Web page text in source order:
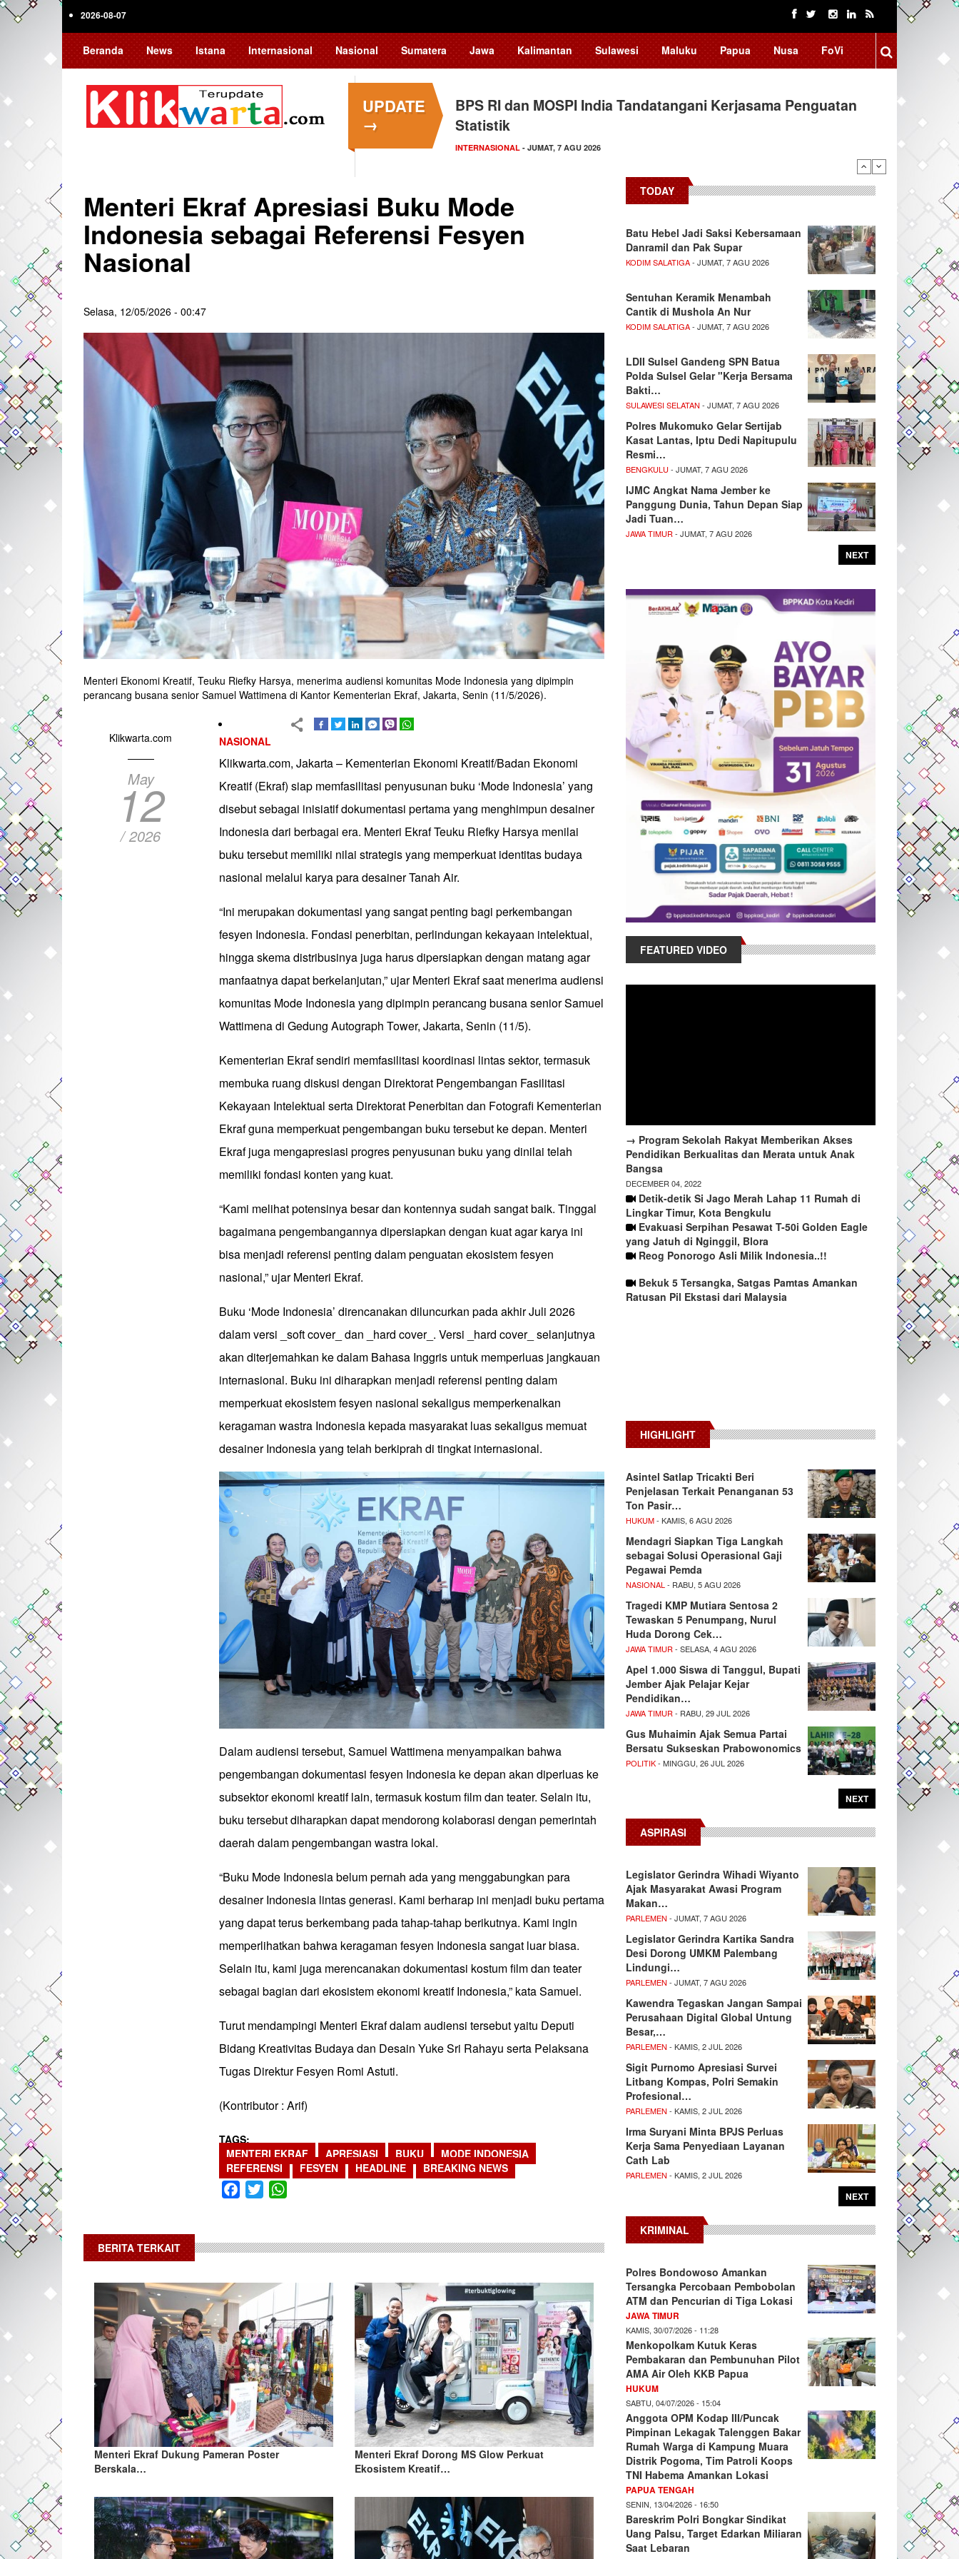
Skip
2026-08-07
Beranda News Istana Internasional Nasional Sumatera Jawa Kalimantan Sulawesi Maluku Papua Nusa FoVi
UPDATE
→
BPS RI dan MOSPI India Tandatangani Kerjasama Penguatan
Statistik
INTERNASIONAL - JUMAT, 7 AGU 2026
Kapolsek Kedungkandang Klarifikasi Isu "Tangkap Lepas",…
Menteri Ekraf Apresiasi Buku Mode
Indonesia sebagai Referensi Fesyen
Nasional
Selasa, 12/05/2026 - 00:47
Menteri Ekonomi Kreatif, Teuku Riefky Harsya, menerima audiensi komunitas Mode Indonesia yang dipimpin
perancang busana senior Samuel Wattimena di Kantor Kementerian Ekraf, Jakarta, Senin (11/5/2026).
Klikwarta.com
May
12
/ 2026
NASIONAL
Klikwarta.com, Jakarta – Kementerian Ekonomi Kreatif/Badan Ekonomi
Kreatif (Ekraf) siap memfasilitasi penyusunan buku ‘Mode Indonesia’ yang
disebut sebagai inisiatif dokumentasi pertama yang menghimpun desainer
Indonesia dari berbagai era. Menteri Ekraf Teuku Riefky Harsya menilai
buku tersebut memiliki nilai strategis yang memperkuat identitas budaya
nasional melalui karya para desainer Tanah Air.
“Ini merupakan dokumentasi yang sangat penting bagi perkembangan
fesyen Indonesia. Fondasi penerbitan, perlindungan kekayaan intelektual,
hingga skema distribusinya juga harus dipersiapkan dengan matang agar
manfaatnya dapat berkelanjutan,” ujar Menteri Ekraf saat menerima audiensi
komunitas Mode Indonesia yang dipimpin perancang busana senior Samuel
Wattimena di Gedung Autograph Tower, Jakarta, Senin (11/5).
Kementerian Ekraf sendiri memfasilitasi koordinasi lintas sektor, termasuk
membuka ruang diskusi dengan Direktorat Pengembangan Fasilitasi
Kekayaan Intelektual serta Direktorat Penerbitan dan Fotografi Kementerian
Ekraf guna memperkuat pengembangan buku tersebut ke depan. Menteri
Ekraf juga mengapresiasi progres penyusunan buku yang dinilai telah
memiliki fondasi konten yang kuat.
“Kami melihat potensinya besar dan kontennya sudah sangat baik. Tinggal
bagaimana pengembangannya dipersiapkan dengan kuat agar karya ini
bisa menjadi referensi penting dalam penguatan ekosistem fesyen
nasional,” ujar Menteri Ekraf.
Buku ‘Mode Indonesia’ direncanakan diluncurkan pada akhir Juli 2026
dalam versi _soft cover_ dan _hard cover_. Versi _hard cover_ selanjutnya
akan diterjemahkan ke dalam Bahasa Inggris untuk memperluas jangkauan
internasional. Buku ini diharapkan menjadi referensi penting dalam
memperkuat ekosistem fesyen nasional sekaligus memperkenalkan
keragaman wastra Indonesia kepada masyarakat luas sekaligus memuat
desainer Indonesia yang telah berkiprah di tingkat internasional.
Dalam audiensi tersebut, Samuel Wattimena menyampaikan bahwa
pengembangan dokumentasi fesyen Indonesia ke depan akan diperluas ke
subsektor ekonomi kreatif lain, termasuk kostum film dan teater. Selain itu,
buku tersebut diharapkan dapat mendorong kolaborasi dengan pemerintah
daerah dalam pengembangan wastra lokal.
“Buku Mode Indonesia belum pernah ada yang menggabungkan para
desainer Indonesia lintas generasi. Kami berharap ini menjadi buku pertama
yang dapat terus berkembang pada tahap-tahap berikutnya. Kami ingin
memperlihatkan bahwa keragaman fesyen Indonesia sangat luar biasa.
Selain itu, kami juga merencanakan dokumentasi kostum film dan teater
sebagai bagian dari ekosistem ekonomi kreatif Indonesia,” kata Samuel.
Turut mendampingi Menteri Ekraf dalam audiensi tersebut yaitu Deputi
Bidang Kreativitas Budaya dan Desain Yuke Sri Rahayu serta Pelaksana
Tugas Direktur Fesyen Romi Astuti.
(Kontributor : Arif)
TAGS
MENTERI EKRAF
APRESIASI BUKU
MODE INDONESIA
REFERENSI
FESYEN HEADLINE BREAKING NEWS
Facebook
Twitter
BERITA TERKAIT
Menteri Ekraf Dukung Pameran Poster
Berskala…
Menteri Ekraf Dorong MS Glow Perkuat
Ekosistem Kreatif…
TODAY
Batu Hebel Jadi Saksi Kebersamaan
Danramil dan Pak Supar
KODIM SALATIGA- JUMAT, 7 AGU 2026
Sentuhan Keramik Menambah
Cantik di Mushola An Nur
KODIM SALATIGA- JUMAT, 7 AGU 2026
LDII Sulsel Gandeng SPN Batua
Polda Sulsel Gelar "Kerja Bersama
Bakti…
SULAWESI SELATAN - JUMAT, 7 AGU 2026
Polres Mukomuko Gelar Sertijab
Kasat Lantas, Iptu Dedi Napitupulu
Resmi…
BENGKULU - JUMAT, 7 AGU 2026
IJMC Angkat Nama Jember ke
Panggung Dunia, Tahun Depan Siap
Jadi Tuan…
JAWA TIMUR - JUMAT, 7 AGU 2026
NEXT
FEATURED VIDEO
→ Program Sekolah Rakyat Memberikan Akses
Pendidikan Berkualitas dan Merata untuk Anak
Bangsa
DECEMBER 04, 2022
Detik-detik Si Jago Merah Lahap 11 Rumah di
Lingkar Timur, Kota Bengkulu
Evakuasi Serpihan Pesawat T-50i Golden Eagle
yang Jatuh di Nginggil, Blora
Reog Ponorogo Asli Milik Indonesia..!!
Bekuk 5 Tersangka, Satgas Pamtas Amankan
Ratusan Pil Ekstasi dari Malaysia
HIGHLIGHT
Asintel Satlap Tricakti Beri
Penjelasan Terkait Penanganan 53
Ton Pasir…
HUKUM- KAMIS, 6 AGU 2026
Mendagri Siapkan Tiga Langkah
sebagai Solusi Operasional Gaji
Pegawai Pemda
NASIONAL - RABU, 5 AGU 2026
Tragedi KMP Mutiara Sentosa 2
Tewaskan 5 Penumpang, Nurul
Huda Dorong Cek…
JAWA TIMUR - SELASA, 4 AGU 2026
Apel 1.000 Siswa di Tanggul, Bupati
Jember Ajak Pelajar Kejar
Pendidikan…
JAWA TIMUR - RABU, 29 JUL 2026
Gus Muhaimin Ajak Semua Partai
Bersatu Sukseskan Prabowonomics
POLITIK- MINGGU, 26 JUL 2026
NEXT
ASPIRASI
Legislator Gerindra Wihadi Wiyanto
Ajak Masyarakat Awasi Program
Makan…
PARLEMEN - JUMAT, 7 AGU 2026
Legislator Gerindra Kartika Sandra
Desi Dorong UMKM Palembang
Lindungi…
PARLEMEN - JUMAT, 7 AGU 2026
Kawendra Tegaskan Jangan Sampai
Perusahaan Digital Global Untung
Besar,…
PARLEMEN - KAMIS, 2 JUL 2026
Sigit Purnomo Apresiasi Survei
Litbang Kompas, Polri Semakin
Profesional…
PARLEMEN - KAMIS, 2 JUL 2026
Irma Suryani Minta BPJS Perluas
Kerja Sama Penyediaan Layanan
Cath Lab
PARLEMEN - KAMIS, 2 JUL 2026
NEXT
KRIMINAL
Polres Bondowoso Amankan
Tersangka Percobaan Pembobolan
ATM dan Pencurian di Tiga Lokasi
JAWA TIMUR
KAMIS, 30/07/2026 - 11:28
Menkopolkam Kutuk Keras
Pembakaran dan Pembunuhan Pilot
AMA Air Oleh KKB Papua
HUKUM
SABTU, 04/07/2026 - 15:04
Anggota OPM Kodap III/Puncak
Pimpinan Lekagak Talenggen Bakar
Rumah Warga di Kampung Muara
Distrik Pogoma, Tim Patroli Koops
TNI Habema Amankan Lokasi
PAPUA TENGAH
SENIN, 13/04/2026 - 16:50
Bareskrim Polri Bongkar Sindikat
Uang Palsu, Target Edarkan Miliaran
Saat Lebaran